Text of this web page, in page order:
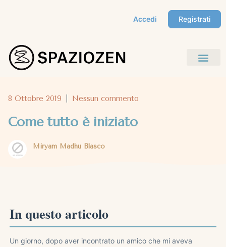
Accedi Registrati
8 Ottobre 2019 Nessun commento
Come tutto è iniziato
Miryam Madhu Blasco
In questo articolo
Un giorno, dopo aver incontrato un amico che mi aveva